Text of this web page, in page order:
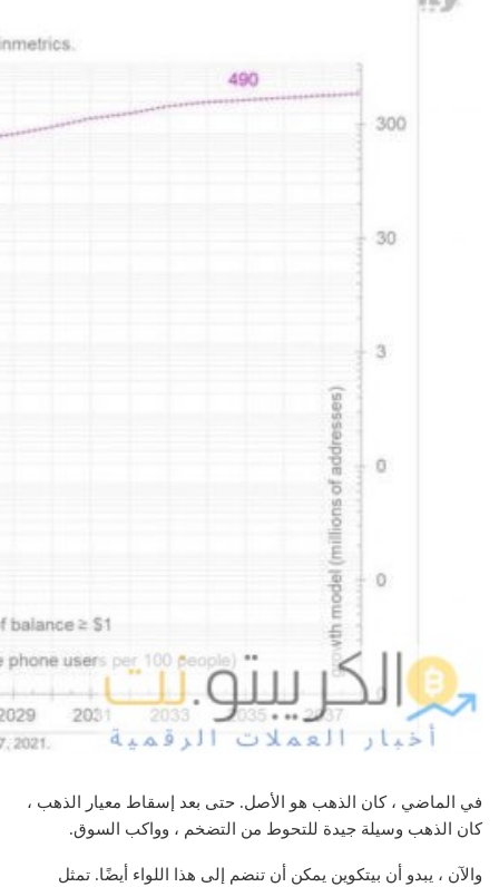
في الماضي ، كان الذهب هو الأصل. حتى بعد إسقاط معيار الذهب ،
كان الذهب وسيلة جيدة للتحوط من التضخم ، وواكب السوق.
والآن ، يبدو أن بيتكوين يمكن أن تنضم إلى هذا اللواء أيضًا. تمثل